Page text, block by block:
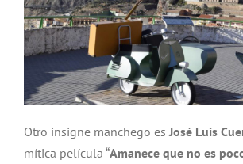
Otro insigne manchego es José Luis
mítica película “Amanece que no es